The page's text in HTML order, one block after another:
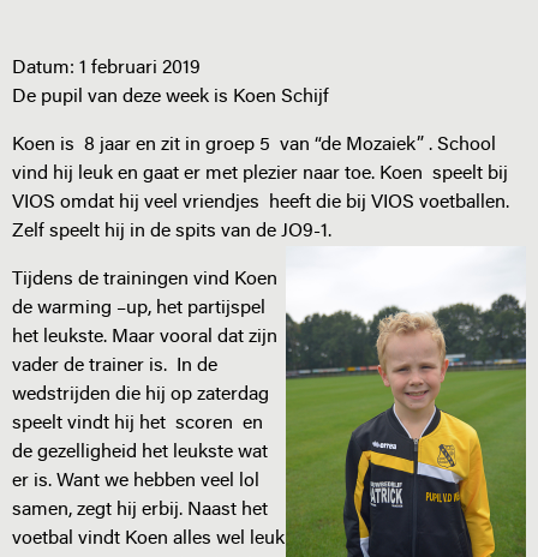
Datum: 1 februari 2019
De pupil van deze week is Koen Schijf
Koen is 8 jaar en zit in groep 5 van “de Mozaiek” . School
vind hij leuk en gaat er met plezier naar toe. Koen speelt bij
VIOS omdat hij veel vriendjes heeft die bij VIOS voetballen.
Zelf speelt hij in de spits van de JO9-1.
Tijdens de trainingen vind Koen
de warming –up, het partijspel
het leukste. Maar vooral dat zijn
vader de trainer is. In de
wedstrijden die hij op zaterdag
speelt vindt hij het scoren en
de gezelligheid het leukste wat
er is. Want we hebben veel lol
samen, zegt hij erbij. Naast het
voetbal vindt Koen alles wel leuk